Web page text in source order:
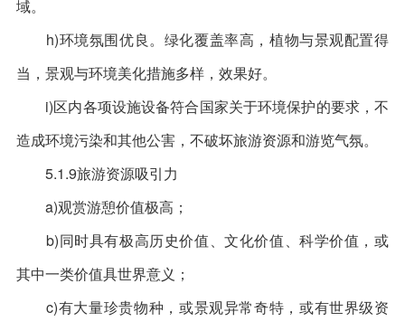
域。
h)环境氛围优良。绿化覆盖率高，植物与景观配置得
当，景观与环境美化措施多样，效果好。
i)区内各项设施设备符合国家关于环境保护的要求，不
造成环境污染和其他公害，不破坏旅游资源和游览气氛。
5.1.9旅游资源吸引力
a)观赏游憩价值极高；
b)同时具有极高历史价值、文化价值、科学价值，或
其中一类价值具世界意义；
c)有大量珍贵物种，或景观异常奇特，或有世界级资